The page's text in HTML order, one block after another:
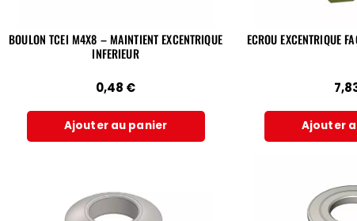
BOULON TCEI M4X8 – MAINTIENT EXCENTRIQUE
INFERIEUR
0,48 €
Ajouter au panier
ECROU EXCENTRIQUE
Ajouter